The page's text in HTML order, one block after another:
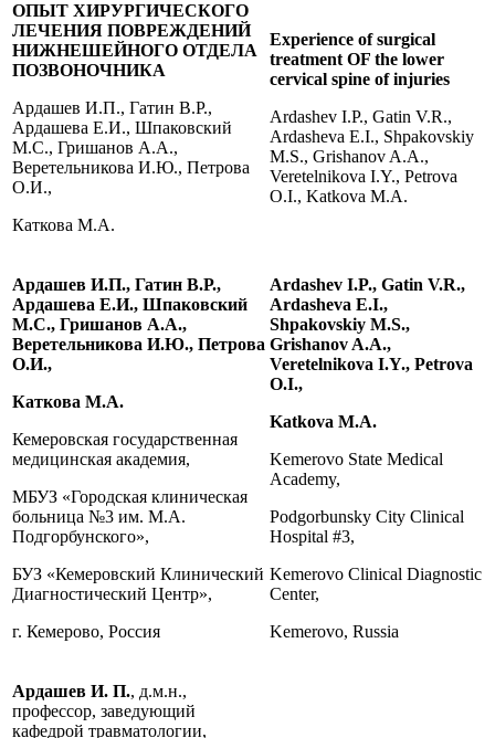
ОПЫТ ХИРУРГИЧЕСКОГО
ЛЕЧЕНИЯ ПОВРЕЖДЕНИЙ
НИЖНЕШЕЙНОГО ОТДЕЛА
ПОЗВОНОЧНИКА
Ардашев И.П., Гатин В.Р.,
Ардашева Е.И., Шпаковский
М.С., Гришанов А.А.,
Веретельникова И.Ю., Петрова
О.И.,
Каткова М.А.
Experience of surgical
treatment OF the lower
cervical spine of injuries
Ardashev I.P., Gatin V.R.,
Ardasheva E.I., Shpakovskiy
M.S., Grishanov A.A.,
Veretelnikova I.Y., Petrova
O.I., Katkova M.A.
Ардашев И.П., Гатин В.Р.,
Ардашева Е.И., Шпаковский
М.С., Гришанов А.А.,
Веретельникова И.Ю., Петрова
О.И.,
Каткова М.А.
Кемеровская государственная
медицинская академия,
МБУЗ «Городская клиническая
больница №3 им. М.А.
Подгорбунского»,
БУЗ «Кемеровский Клинический
Диагностический Центр»,
г. Кемерово, Россия
Ardashev I.P., Gatin V.R.,
Ardasheva E.I.,
Shpakovskiy M.S.,
Grishanov A.A.,
Veretelnikova I.Y., Petrova
O.I.,
Katkova M.A.
Kemerovo State Medical
Academy,
Podgorbunsky City Clinical
Hospital #3,
Kemerovo Clinical Diagnostic
Center,
Kemerovo, Russia
Ардашев И. П., д.м.н.,
профессор, заведующий
кафедрой травматологии,